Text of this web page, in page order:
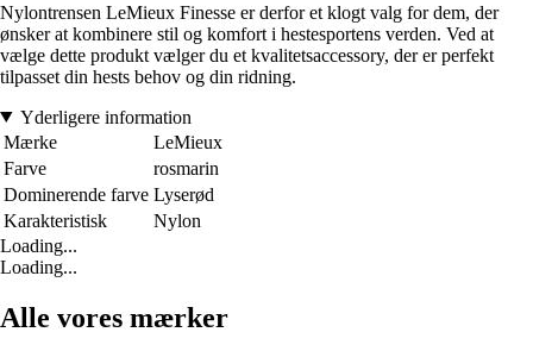
Nylontrensen LeMieux Finesse er derfor et klogt valg for dem, der
ønsker at kombinere stil og komfort i hestesportens verden. Ved at
vælge dette produkt vælger du et kvalitetsaccessory, der er perfekt
tilpasset din hests behov og din ridning.
Yderligere information
Mærke
LeMieux
Farve
rosmarin
Dominerende farve Lyserød
Karakteristisk
Nylon
Loading...
Loading...
Alle vores mærker